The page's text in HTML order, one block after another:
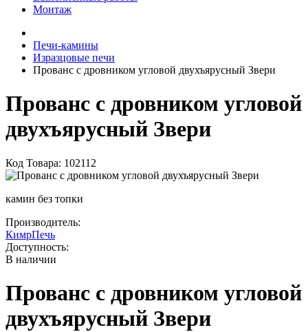
Монтаж
Печи-камины
Изразцовые печи
Прованс с дровником угловой двухъярусный Звери
Прованс с дровником угловой
двухъярусный Звери
Код Товара: 102112
камин без топки
Производитель:
КимрПечь
Доступность:
В наличии
Прованс с дровником угловой
двухъярусный Звери